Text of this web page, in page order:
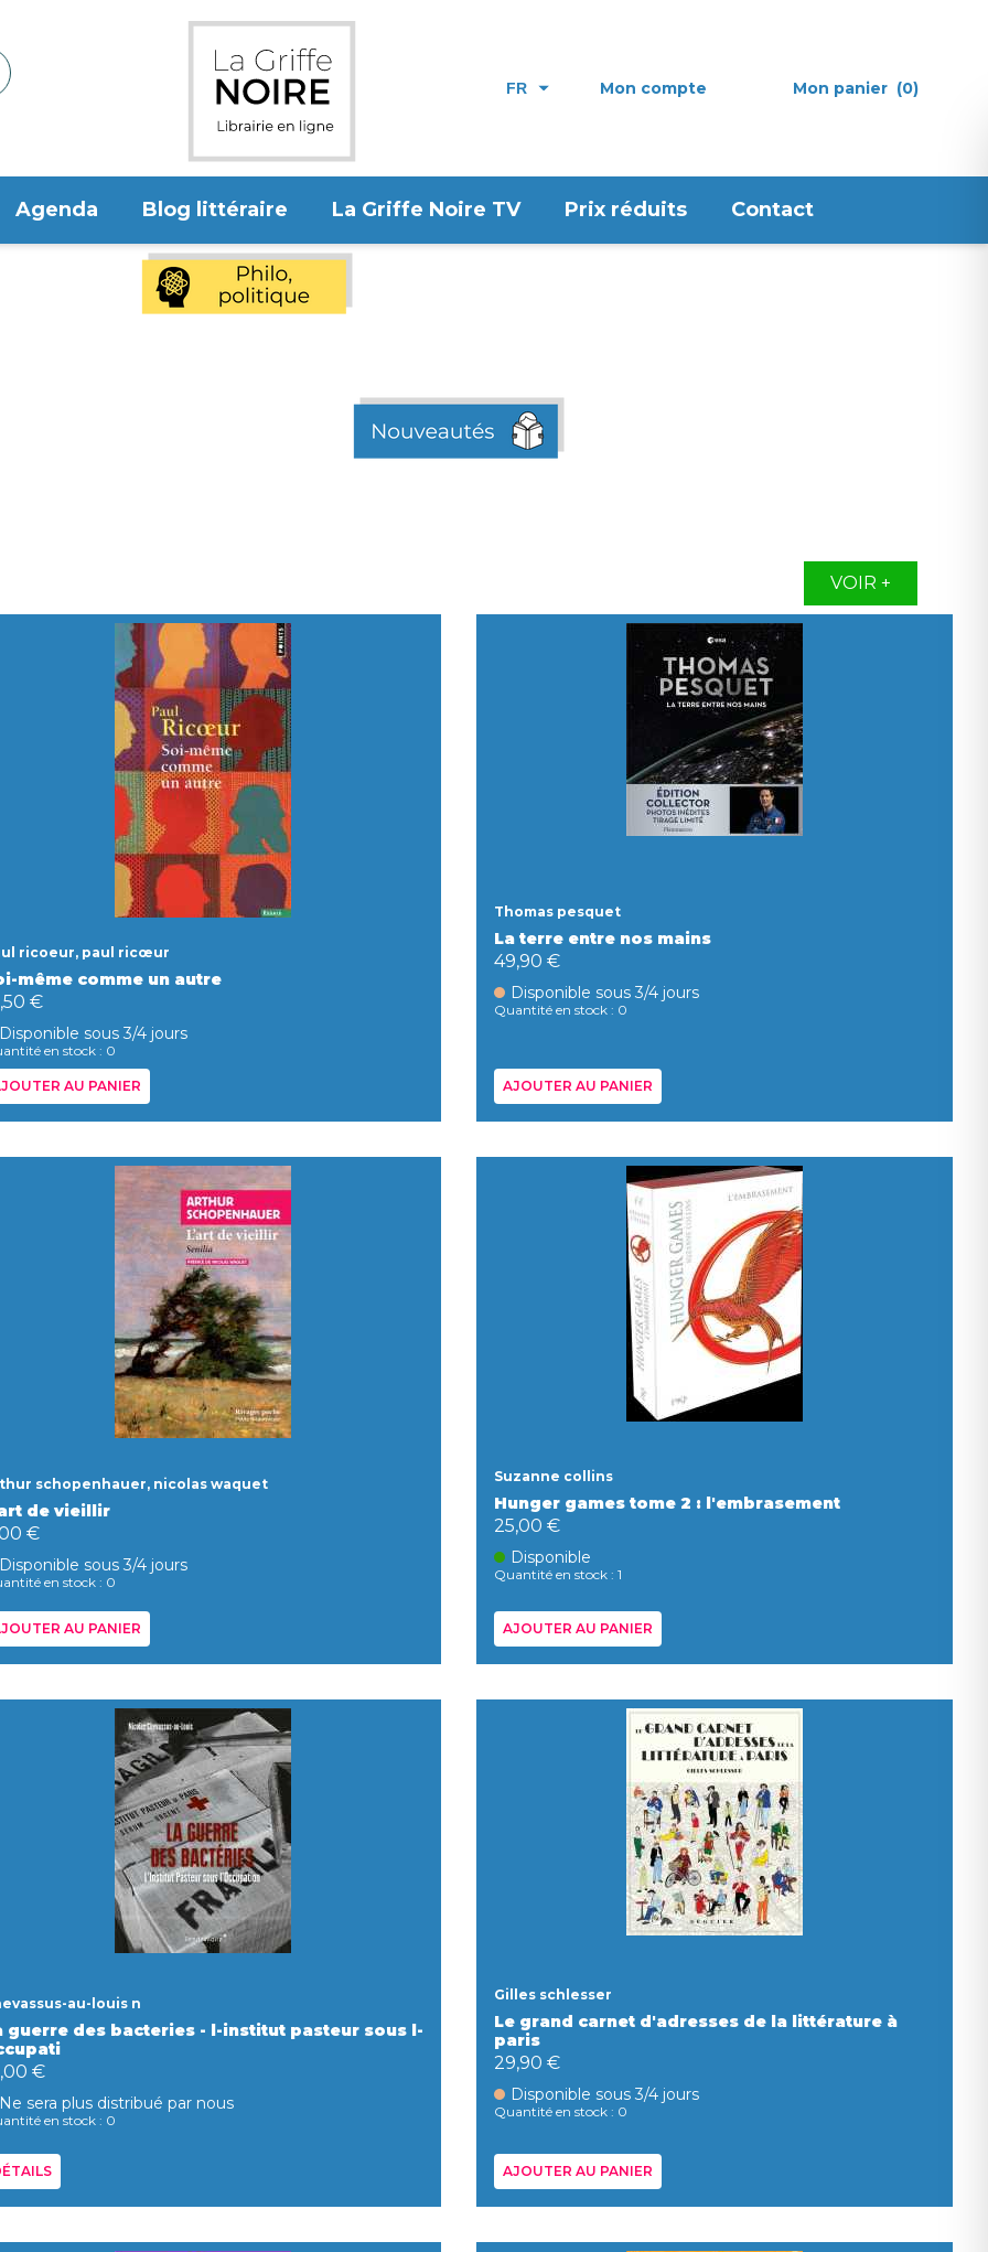
FR Mon compte Mon panier (0)
Agenda Blog littéraire La Griffe Noire TV Prix réduits Contact
VOIR +
ricoeur, paul ricœur
même comme un autre
€
Disponible sous 3/4 jours
en stock : 0
AU PANIER
Thomas pesquet
La terre entre nos mains
49,90 €
Disponible sous 3/4 jours
Quantité en stock : 0
AJOUTER AU PANIER
schopenhauer, nicolas waquet
de vieillir
€
Disponible sous 3/4 jours
en stock : 0
AU PANIER
Suzanne collins
Hunger games tome 2 : l'embrasement
25,00 €
Disponible
Quantité en stock : 1
AJOUTER AU PANIER
au-louis n
guerre des bacteries - l-institut pasteur sous l-
€
Ne sera plus distribué par nous
en stock : 0
Gilles schlesser
Le grand carnet d'adresses de la littérature à
paris
29,90 €
Disponible sous 3/4 jours
Quantité en stock : 0
AJOUTER AU PANIER